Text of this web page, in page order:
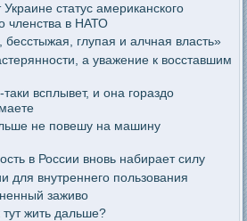
статус американского
членства в НАТО
глупая и алчная власть»
а уважение к восставшим
всплывет, и она гораздо
не повешу на машину
в России вновь набирает силу
для внутреннего пользования
заживо
жить дальше?